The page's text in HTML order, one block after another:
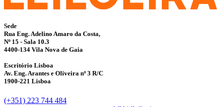
Sede
Rua Eng. Adelino Amaro da Costa,
Nº 15 - Sala 10.3
4400-134 Vila Nova de Gaia
Escritório Lisboa
Av. Eng. Arantes e Oliveira nº 3 R/C
1900-221 Lisboa
(+351) 223 744 484